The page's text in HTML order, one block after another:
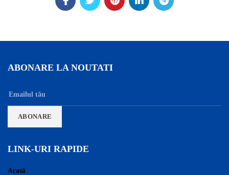
ABONARE LA NOUTATI
LINK-URI RAPIDE
Acasă